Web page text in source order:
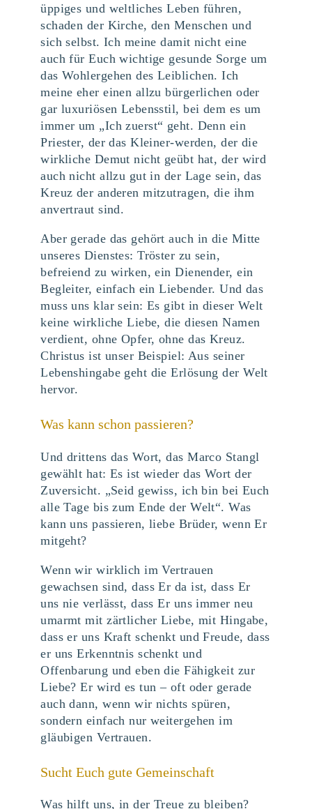
üppiges und weltliches Leben führen,
schaden der Kirche, den Menschen und
sich selbst. Ich meine damit nicht eine
auch für Euch wichtige gesunde Sorge um
das Wohlergehen des Leiblichen. Ich
meine eher einen allzu bürgerlichen oder
gar luxuriösen Lebensstil, bei dem es um
immer um „Ich zuerst“ geht. Denn ein
Priester, der das Kleiner-werden, der die
wirkliche Demut nicht geübt hat, der wird
auch nicht allzu gut in der Lage sein, das
Kreuz der anderen mitzutragen, die ihm
anvertraut sind.
Aber gerade das gehört auch in die Mitte
unseres Dienstes: Tröster zu sein,
befreiend zu wirken, ein Dienender, ein
Begleiter, einfach ein Liebender. Und das
muss uns klar sein: Es gibt in dieser Welt
keine wirkliche Liebe, die diesen Namen
verdient, ohne Opfer, ohne das Kreuz.
Christus ist unser Beispiel: Aus seiner
Lebenshingabe geht die Erlösung der Welt
hervor.
Was kann schon passieren?
Und drittens das Wort, das Marco Stangl
gewählt hat: Es ist wieder das Wort der
Zuversicht. „Seid gewiss, ich bin bei Euch
alle Tage bis zum Ende der Welt“. Was
kann uns passieren, liebe Brüder, wenn Er
mitgeht?
Wenn wir wirklich im Vertrauen
gewachsen sind, dass Er da ist, dass Er
uns nie verlässt, dass Er uns immer neu
umarmt mit zärtlicher Liebe, mit Hingabe,
dass er uns Kraft schenkt und Freude, dass
er uns Erkenntnis schenkt und
Offenbarung und eben die Fähigkeit zur
Liebe? Er wird es tun – oft oder gerade
auch dann, wenn wir nichts spüren,
sondern einfach nur weitergehen im
gläubigen Vertrauen.
Sucht Euch gute Gemeinschaft
Was hilft uns, in der Treue zu bleiben?